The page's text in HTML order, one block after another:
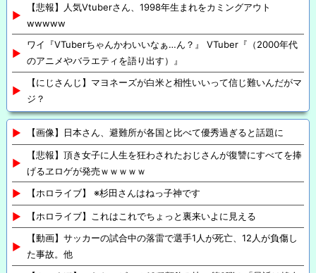
【悲報】人気Vtuberさん、1998年生まれをカミングアウト
wwwww
ワイ『VTuberちゃんかわいいなぁ…ん？』 VTuber『（2000年代
のアニメやバラエティを語り出す）』
【にじさんじ】マヨネーズが白米と相性いいって信じ難いんだがマ
ジ？
【画像】日本さん、避難所が各国と比べて優秀過ぎると話題に
【悲報】頂き女子に人生を狂わされたおじさんが復讐にすべてを捧
げるヱロゲが発売ｗｗｗｗｗ
【ホロライブ】 ※杉田さんはねっ子神です
【ホロライブ】これはこれでちょっと裏来いよに見える
【動画】サッカーの試合中の落雷で選手1人が死亡、12人が負傷し
た事故。他